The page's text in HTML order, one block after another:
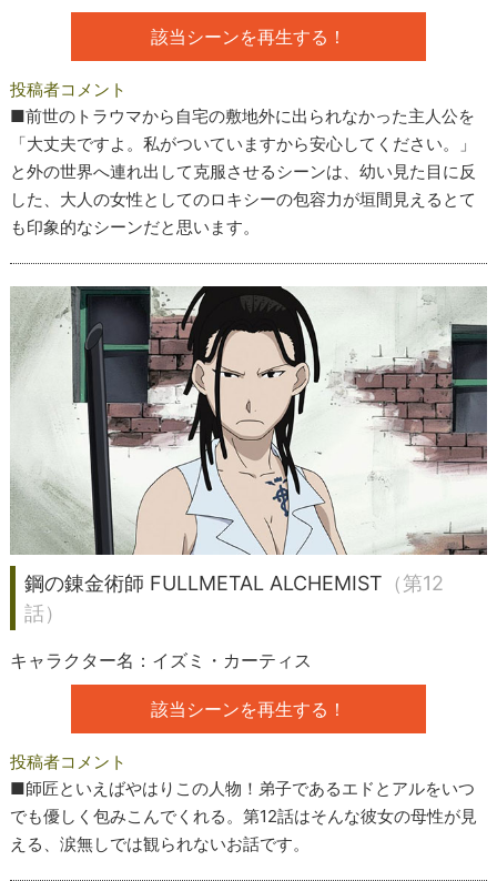
該当シーンを再生する！
投稿者コメント
■前世のトラウマから自宅の敷地外に出られなかった主人公を
「大丈夫ですよ。私がついていますから安心してください。」
と外の世界へ連れ出して克服させるシーンは、幼い見た目に反
した、大人の女性としてのロキシーの包容力が垣間見えるとて
も印象的なシーンだと思います。
鋼の錬金術師 FULLMETAL ALCHEMIST （第12
話）
キャラクター名：イズミ・カーティス
該当シーンを再生する！
投稿者コメント
■師匠といえばやはりこの人物！弟子であるエドとアルをいつ
でも優しく包みこんでくれる。第12話はそんな彼女の母性が見
える、涙無しでは観られないお話です。